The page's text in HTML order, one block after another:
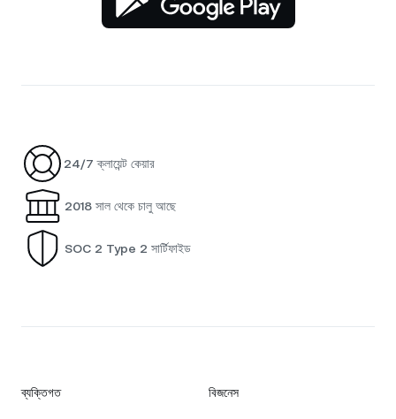
24/7 ক্লায়েন্ট কেয়ার
2018 সাল থেকে চালু আছে
SOC 2 Type 2 সার্টিফাইড
ব্যক্তিগত বিজনেস